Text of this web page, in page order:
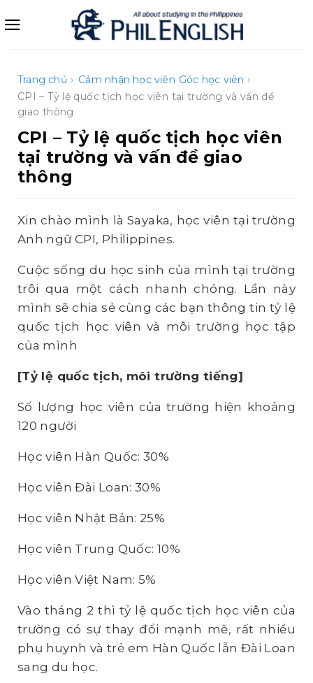
qua
Trang chủ › Cảm nhận học viên Góc học viên ›
CPI – Tỷ lệ quốc tịch học viên tại trường và vấn đề
giao thông
CPI – Tỷ lệ quốc tịch học viên
tại trường và vấn đề giao
thông
Xin chào mình là Sayaka, học viên tại trường
Anh ngữ CPI, Philippines.
Cuộc sống du học sinh của mình tại trường
trôi qua một cách nhanh chóng. Lần này
mình sẽ chia sẻ cùng các bạn thông tin tỷ lệ
quốc tịch học viên và môi trường học tập
của mình
[Tỷ lệ quốc tịch, môi trường tiếng]
Số lượng học viên của trường hiện khoảng
120 người
Học viên Hàn Quốc: 30%
Học viên Đài Loan: 30%
Học viên Nhật Bản: 25%
Học viên Trung Quốc: 10%
Học viên Việt Nam: 5%
Vào tháng 2 thì tỷ lệ quốc tịch học viên của
trường có sự thay đổi mạnh mẽ, rất nhiều
phụ huynh và trẻ em Hàn Quốc lẫn Đài Loan
sang du học.